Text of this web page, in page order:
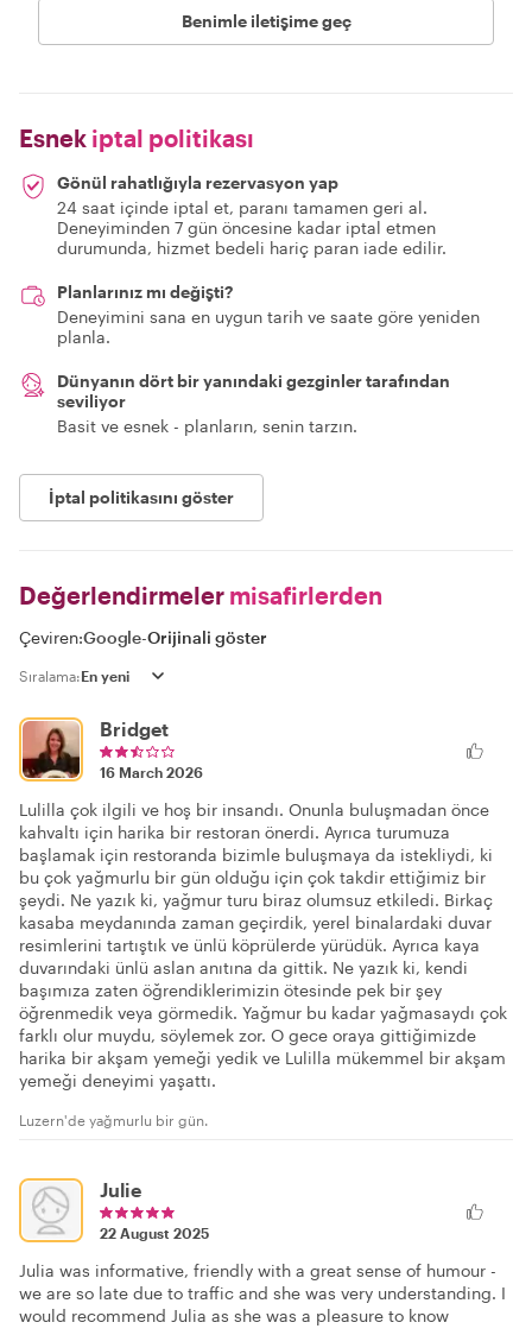
Benimle iletişime geç
Esnek iptal politikası
Gönül rahatlığıyla rezervasyon yap
24 saat içinde iptal et, paranı tamamen geri al.
Deneyiminden 7 gün öncesine kadar iptal etmen
durumunda, hizmet bedeli hariç paran iade edilir.
Planlarınız mı değişti?
Deneyimini sana en uygun tarih ve saate göre yeniden
planla.
Dünyanın dört bir yanındaki gezginler tarafından
seviliyor
Basit ve esnek - planların, senin tarzın.
İptal politikasını göster
Değerlendirmeler misafirlerden
Çeviren:Google-Orijinali göster
Sıralama:
Bridget
16 March 2026
Lulilla çok ilgili ve hoş bir insandı. Onunla buluşmadan önce
kahvaltı için harika bir restoran önerdi. Ayrıca turumuza
başlamak için restoranda bizimle buluşmaya da istekliydi, ki
bu çok yağmurlu bir gün olduğu için çok takdir ettiğimiz bir
şeydi. Ne yazık ki, yağmur turu biraz olumsuz etkiledi. Birkaç
kasaba meydanında zaman geçirdik, yerel binalardaki duvar
resimlerini tartıştık ve ünlü köprülerde yürüdük. Ayrıca kaya
duvarındaki ünlü aslan anıtına da gittik. Ne yazık ki, kendi
başımıza zaten öğrendiklerimizin ötesinde pek bir şey
öğrenmedik veya görmedik. Yağmur bu kadar yağmasaydı çok
farklı olur muydu, söylemek zor. O gece oraya gittiğimizde
harika bir akşam yemeği yedik ve Lulilla mükemmel bir akşam
yemeği deneyimi yaşattı.
Luzern'de yağmurlu bir gün.
Julie
22 August 2025
Julia was informative, friendly with a great sense of humour -
we are so late due to traffic and she was very understanding. I
would recommend Julia as she was a pleasure to know